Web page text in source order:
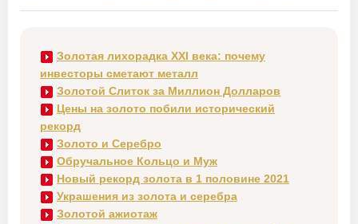
Золотая лихорадка XXI века: почему
инвесторы сметают металл
Золотой Слиток за Миллион Долларов
Цены на золото побили исторический
рекорд
Золото и Серебро
Обручальное Кольцо и Муж
Новый рекорд золота в 1 половине 2021
Украшения из золота и серебра
Золотой ажиотаж